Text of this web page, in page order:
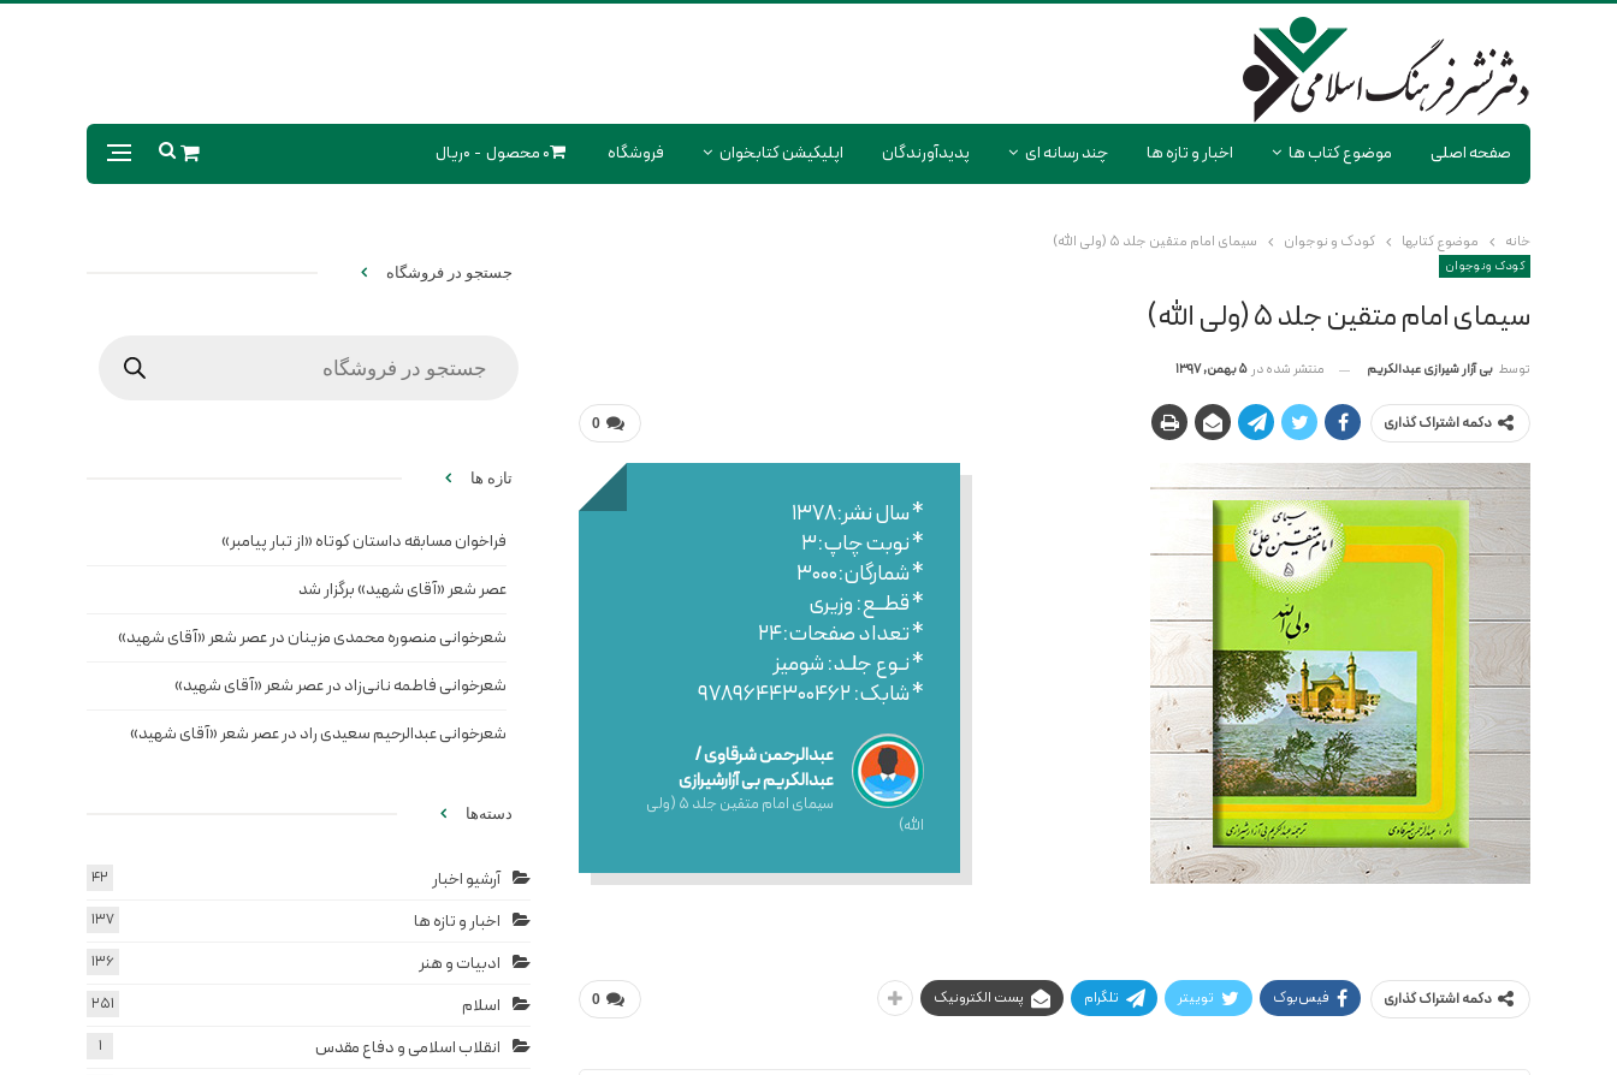
صفحه اصلی موضوع کتاب ها اخبار و تازه ها چند رسانه ای پدیدآورندگان اپلیکیشن کتابخوان فروشگاه 0 محصول 0ریال
خانه موضوع کتابها کودک و نوجوان سیمای امام متقین جلد ۵ (ولی الله)
کودک و نوجوان
سیمای امام متقین جلد ۵ (ولی الله)
توسط بی آزار شیرازی عبدالکریم منتشر شده در 5 بهمن, 1397
0 دکمه اشتراک گذاری
* سال نشر:۱۳۷۸
* نوبت چاپ:۳
* شمارگان:۳۰۰۰
* قطــع: وزیری
* تعداد صفحات:۲۴
* نـوع جلـد: شومیز
* شابک: ۹۷۸۹۶۴۴۳۰۰۴۶۲
عبدالرحمن شرقاوی /
عبدالکریم بی آزارشیرازی
سیمای امام متقین جلد ۵ (ولی
الله)
0 دکمه اشتراک گذاری فیس‌بوک توییتر تلگرام پست الکترونیک
جستجو در فروشگاه
تازه ها
فراخوان مسابقه داستان کوتاه «از تبار پیامبر»
عصر شعر «آقای شهید» برگزار شد
شعرخوانی منصوره محمدی مزینان در عصر شعر «آقای شهید»
شعرخوانی فاطمه نانی‌زاد در عصر شعر «آقای شهید»
شعرخوانی عبدالرحیم سعیدی راد در عصر شعر «آقای شهید»
دسته‌ها
آرشیو اخبار 42
اخبار و تازه ها 137
ادبیات و هنر 136
اسلام 251
انقلاب اسلامی و دفاع مقدس 1